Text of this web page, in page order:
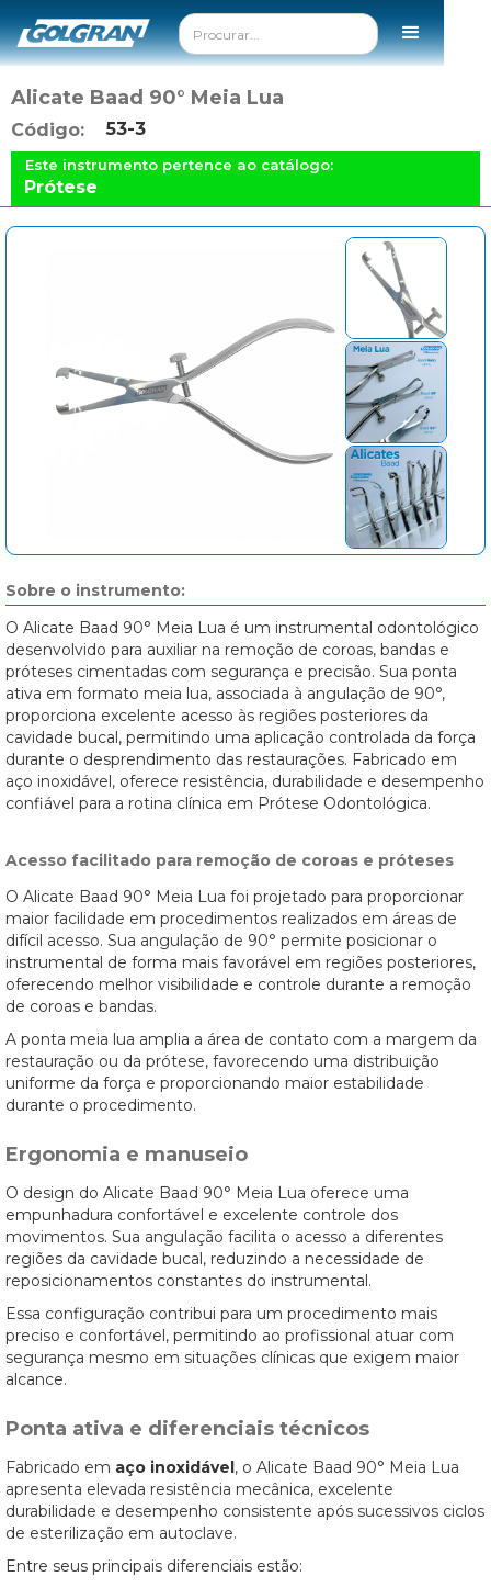
Alicate Baad 90° Meia Lua
Código: 53-3
Este instrumento pertence ao catálogo:
Prótese
Sobre o instrumento:
O Alicate Baad 90° Meia Lua é um instrumental odontológico
desenvolvido para auxiliar na remoção de coroas, bandas e
próteses cimentadas com segurança e precisão. Sua ponta
ativa em formato meia lua, associada à angulação de 90°,
proporciona excelente acesso às regiões posteriores da
cavidade bucal, permitindo uma aplicação controlada da força
durante o desprendimento das restaurações. Fabricado em
aço inoxidável, oferece resistência, durabilidade e desempenho
confiável para a rotina clínica em Prótese Odontológica.
Acesso facilitado para remoção de coroas e próteses
O Alicate Baad 90° Meia Lua foi projetado para proporcionar
maior facilidade em procedimentos realizados em áreas de
difícil acesso. Sua angulação de 90° permite posicionar o
instrumental de forma mais favorável em regiões posteriores,
oferecendo melhor visibilidade e controle durante a remoção
de coroas e bandas.
A ponta meia lua amplia a área de contato com a margem da
restauração ou da prótese, favorecendo uma distribuição
uniforme da força e proporcionando maior estabilidade
durante o procedimento.
Ergonomia e manuseio
O design do Alicate Baad 90° Meia Lua oferece uma
empunhadura confortável e excelente controle dos
movimentos. Sua angulação facilita o acesso a diferentes
regiões da cavidade bucal, reduzindo a necessidade de
reposicionamentos constantes do instrumental.
Essa configuração contribui para um procedimento mais
preciso e confortável, permitindo ao profissional atuar com
segurança mesmo em situações clínicas que exigem maior
alcance.
Ponta ativa e diferenciais técnicos
Fabricado em aço inoxidável, o Alicate Baad 90° Meia Lua
apresenta elevada resistência mecânica, excelente
durabilidade e desempenho consistente após sucessivos ciclos
de esterilização em autoclave.
Entre seus principais diferenciais estão: